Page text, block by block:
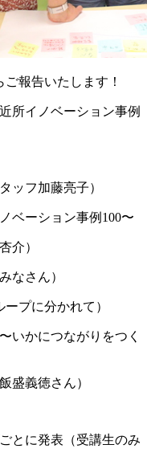
報告いたします！
所イノベーション事例
ッフ加藤亮子）
ベーション事例100〜
介）
なさん）
プに分かれて）
いかにつながりをつく
盛義徳さん）
とに発表（受講生のみ